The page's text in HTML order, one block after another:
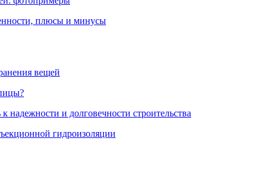
плюсы и минусы
вещей
надежности и долговечности строительства
гидроизоляции